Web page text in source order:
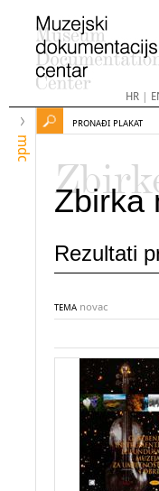
HR|
mdc
PRONAĐI PLAKAT
Zbirka
Rezultati
TEMA novac